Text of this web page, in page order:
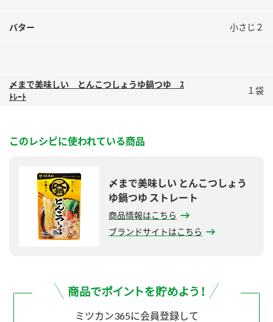
バター 小さじ２
〆まで美味しい とんこつしょうゆ鍋つゆ ｽ
ﾄﾚｰﾄ
１袋
このレシピに使われている商品
〆まで美味しい とんこつしょう
ゆ鍋つゆ ストレート
商品情報はこちら
ブランドサイトはこちら
ミツカン365に会員登録して